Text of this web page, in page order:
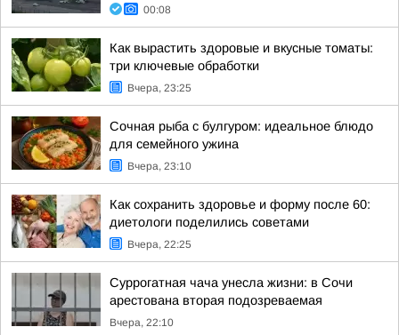
00:08
Как вырастить здоровые и вкусные томаты:
три ключевые обработки
Вчера, 23:25
Сочная рыба с булгуром: идеальное блюдо
для семейного ужина
Вчера, 23:10
Как сохранить здоровье и форму после 60:
диетологи поделились советами
Вчера, 22:25
Суррогатная чача унесла жизни: в Сочи
арестована вторая подозреваемая
Вчера, 22:10